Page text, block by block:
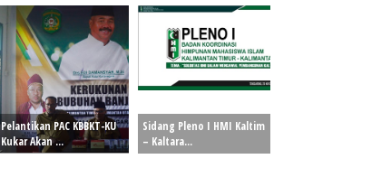
Pelantikan PAC KBBKT-KU
Kukar Akan ...
Sidang Pleno I HMI Kaltim
– Kaltara...